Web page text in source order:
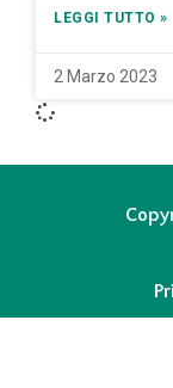
LEGGI TUTTO »
2 Marzo 2023